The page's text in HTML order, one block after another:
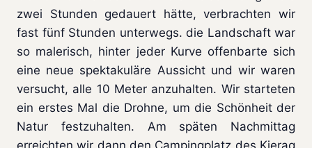
zwei Stunden gedauert hätte, verbrachten wir
fast fünf Stunden unterwegs. die Landschaft war
so malerisch, hinter jeder Kurve offenbarte sich
eine neue spektakuläre Aussicht und wir waren
versucht, alle 10 Meter anzuhalten. Wir starteten
ein erstes Mal die Drohne, um die Schönheit der
Natur festzuhalten. Am späten Nachmittag